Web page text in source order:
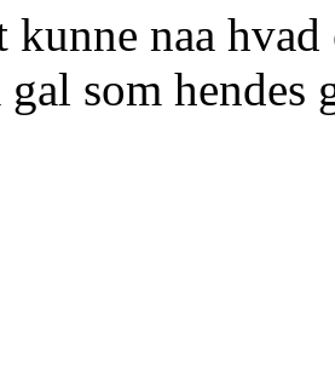
kunne naa
gal som hendes